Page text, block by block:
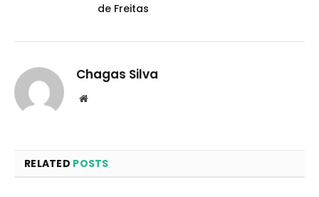
de Freitas
Chagas Silva
Website
RELATED POSTS